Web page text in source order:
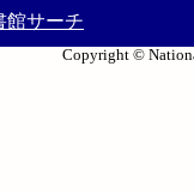
館サーチ
Copyright ©